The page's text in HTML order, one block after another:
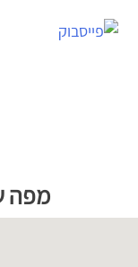
גוגל
על
מפה